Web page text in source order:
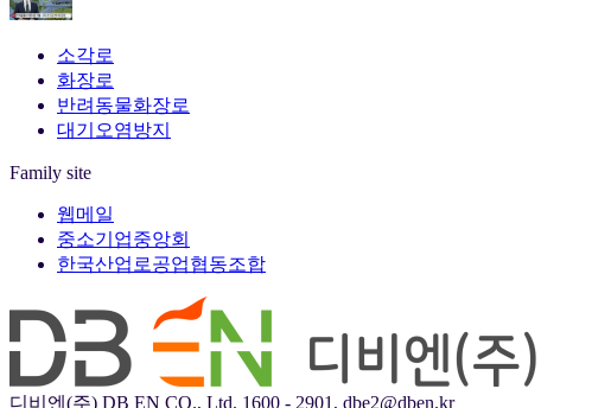
소각로
화장로
반려동물화장로
대기오염방지
Family site
웹메일
중소기업중앙회
한국산업로공업협동조합
디비엔(주) DB EN CO., Ltd. 1600 - 2901, dbe2@dben.kr